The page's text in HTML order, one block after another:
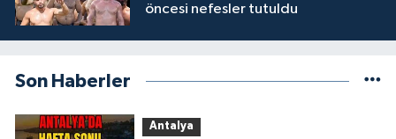
öncesi nefesler tutuldu
Son Haberler
Antalya